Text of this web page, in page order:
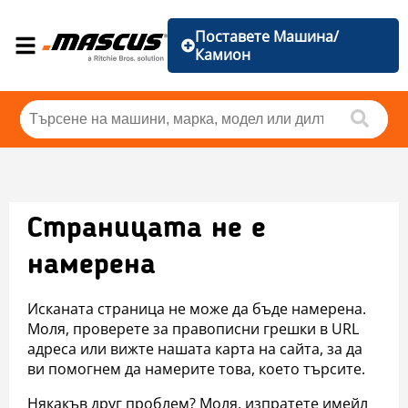
Поставете Машина/
Камион
Страницата не е
намерена
Исканата страница не може да бъде намерена.
Моля, проверете за правописни грешки в URL
адреса или вижте нашата карта на сайта, за да
ви помогнем да намерите това, което търсите.
Някакъв друг проблем? Моля, изпратете имейл